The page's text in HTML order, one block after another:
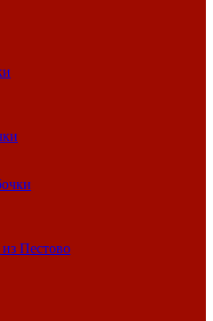
Пестово